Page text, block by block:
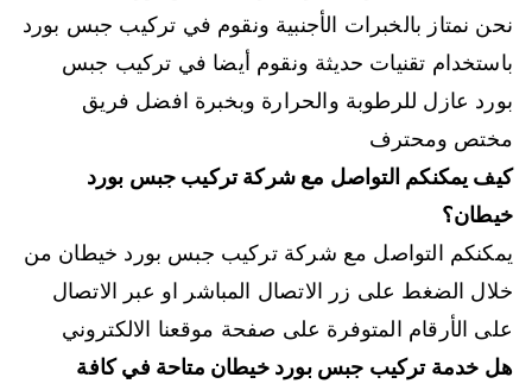
نحن نمتاز بالخبرات الأجنبية ونقوم في تركيب جبس بورد
باستخدام تقنيات حديثة ونقوم أيضا في تركيب جبس
بورد عازل للرطوبة والحرارة وبخبرة افضل فريق
مختص ومحترف
كيف يمكنكم التواصل مع شركة تركيب جبس بورد
خيطان؟
يمكنكم التواصل مع شركة تركيب جبس بورد خيطان من
خلال الضغط على زر الاتصال المباشر او عبر الاتصال
على الأرقام المتوفرة على صفحة موقعنا الالكتروني
هل خدمة تركيب جبس بورد خيطان متاحة في كافة